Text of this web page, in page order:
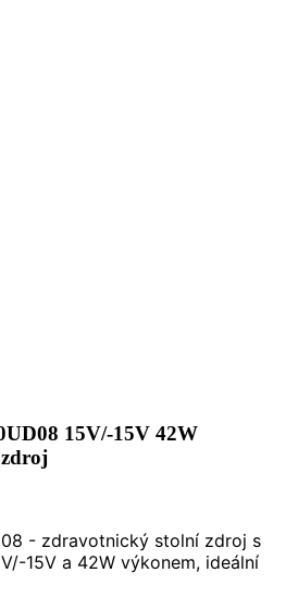
15V/-15V 42W
- zdravotnický stolní zdroj s
15V a 42W výkonem, ideální